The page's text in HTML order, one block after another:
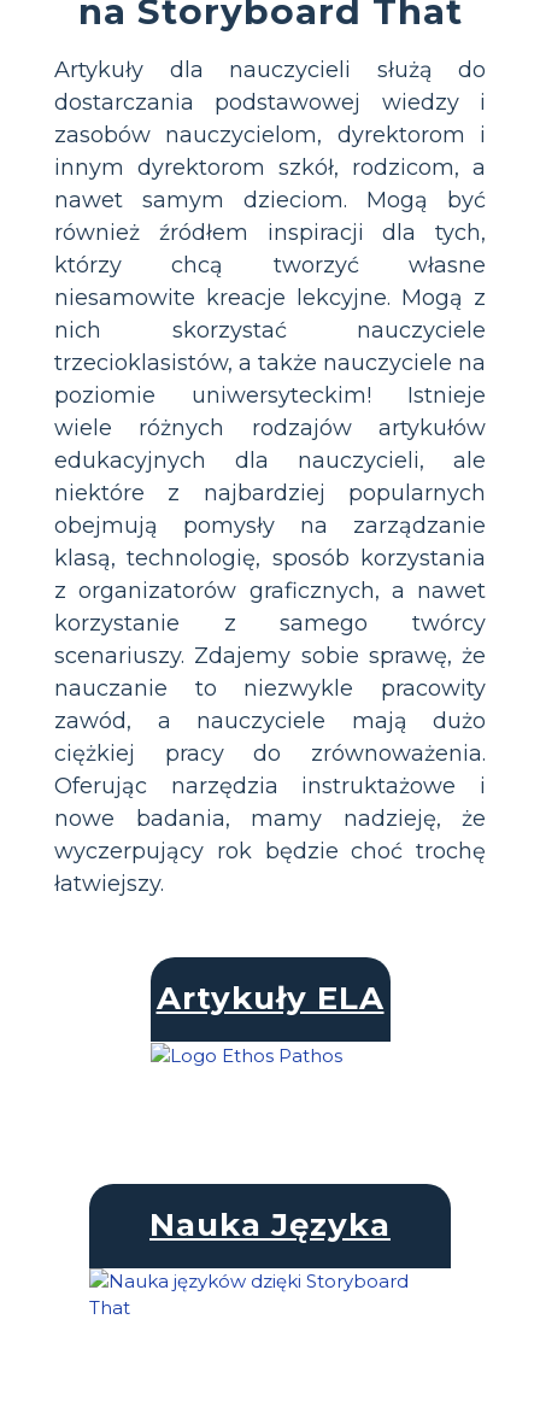
na Storyboard That
Artykuły dla nauczycieli służą do
dostarczania podstawowej wiedzy i
zasobów nauczycielom, dyrektorom i
innym dyrektorom szkół, rodzicom, a
nawet samym dzieciom. Mogą być
również źródłem inspiracji dla tych,
którzy chcą tworzyć własne
niesamowite kreacje lekcyjne. Mogą z
nich skorzystać nauczyciele
trzecioklasistów, a także nauczyciele na
poziomie uniwersyteckim! Istnieje
wiele różnych rodzajów artykułów
edukacyjnych dla nauczycieli, ale
niektóre z najbardziej popularnych
obejmują pomysły na zarządzanie
klasą, technologię, sposób korzystania
z organizatorów graficznych, a nawet
korzystanie z samego twórcy
scenariuszy. Zdajemy sobie sprawę, że
nauczanie to niezwykle pracowity
zawód, a nauczyciele mają dużo
ciężkiej pracy do zrównoważenia.
Oferując narzędzia instruktażowe i
nowe badania, mamy nadzieję, że
wyczerpujący rok będzie choć trochę
łatwiejszy.
Artykuły ELA
Nauka Języka